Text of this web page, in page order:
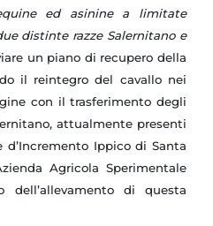
ed asinine a limitate
distinte razze Salernitano e
un piano di recupero della
il reintegro del cavallo nei
con il trasferimento degli
attualmente presenti
d’Incremento Ippico di Santa
Agricola Sperimentale
dell’allevamento di questa